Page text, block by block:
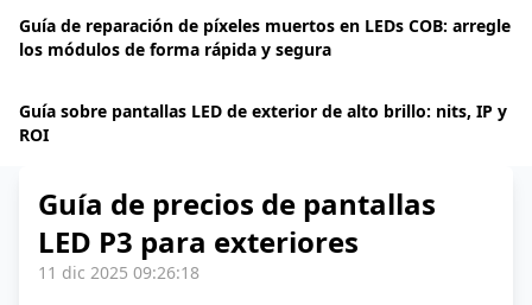
Guía de reparación de píxeles muertos en LEDs COB: arregle
los módulos de forma rápida y segura
Guía sobre pantallas LED de exterior de alto brillo: nits, IP y
ROI
Guía de precios de pantallas
LED P3 para exteriores
11 dic 2025 09:26:18